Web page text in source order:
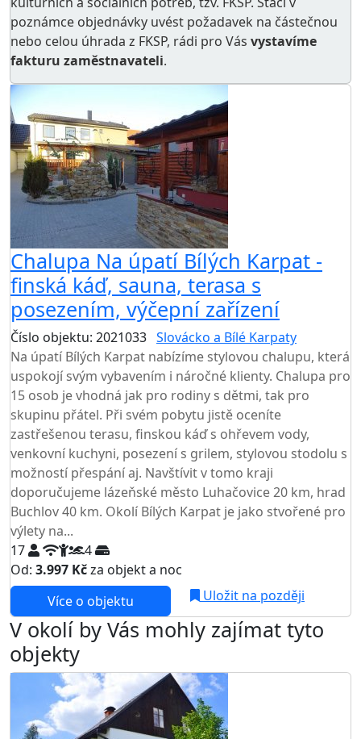
poznámce objednávky uvést požadavek na částečnou
nebo celou úhrada z FKSP, rádi pro Vás vystavíme
fakturu zaměstnavateli.
Chalupa Na úpatí Bílých Karpat -
finská káď, sauna, terasa s
posezením, výčepní zařízení
Číslo objektu: 2021033 Slovácko a Bílé Karpaty
Na úpatí Bílých Karpat nabízíme stylovou chalupu, která
uspokojí svým vybavením i náročné klienty. Chalupa pro
15 osob je vhodná jak pro rodiny s dětmi, tak pro
skupinu přátel. Při svém pobytu jistě oceníte
zastřešenou terasu, finskou káď s ohřevem vody,
venkovní kuchyni, posezení s grilem, stylovou stodolu s
možností přespání aj. Navštívit v tomo kraji
doporučujeme lázeňské město Luhačovice 20 km, hrad
Buchlov 40 km. Okolí Bílých Karpat je jako stvořené pro
výlety na...
17
4
Od: 3.997 Kčza objekt a noc
Více o objektu
Uložit na později
V okolí by Vás mohly zajímat tyto
objekty